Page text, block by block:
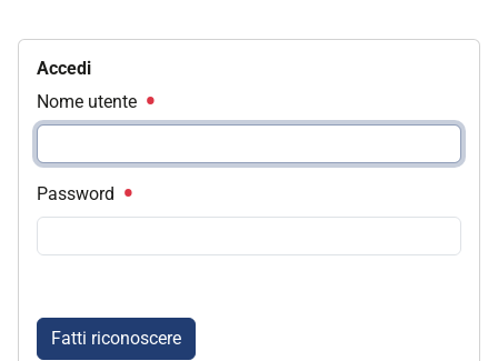
Accedi
Nome utente
Password
Fatti riconoscere